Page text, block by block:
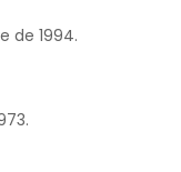
de 1994.